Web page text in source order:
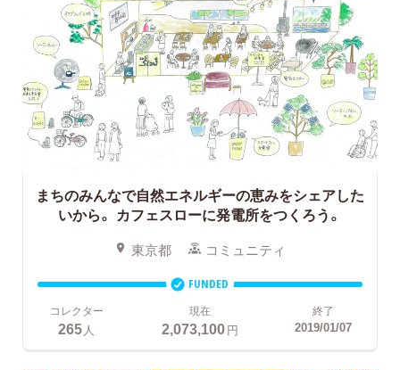
まちのみんなで自然エネルギーの恵みをシェアした
いから。 カフェスローに発電所をつくろう。
東京都 コミュニティ
FUNDED
コレクター
265 人
現在
2,073,100円
終了
2019/01/07